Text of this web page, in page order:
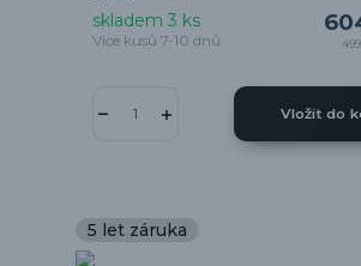
skladem 3 ks
Více kusů 7-10 dnů
Vložit do
5 let záruka